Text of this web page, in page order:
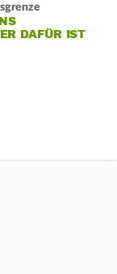
DAFÜR IST